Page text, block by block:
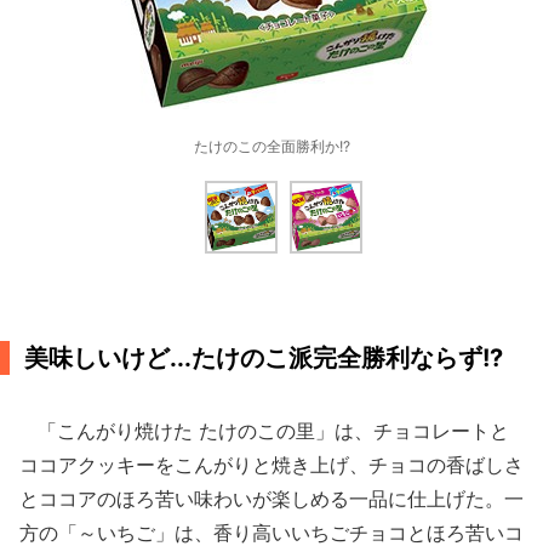
たけのこの全面勝利か!?
美味しいけど...たけのこ派完全勝利ならず!?
「こんがり焼けた たけのこの里」は、チョコレートと
ココアクッキーをこんがりと焼き上げ、チョコの香ばしさ
とココアのほろ苦い味わいが楽しめる一品に仕上げた。一
方の「～いちご」は、香り高いいちごチョコとほろ苦いコ